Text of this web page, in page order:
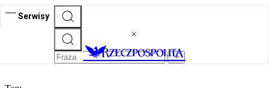
Serwisy